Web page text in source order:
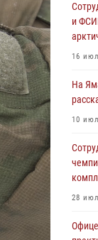
В
и
16
На
10
28